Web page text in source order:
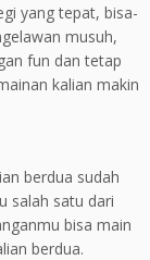
yang tepat, bisa-
musuh,
fun dan tetap
kalian makin
berdua sudah
salah satu dari
bisa main
berdua.